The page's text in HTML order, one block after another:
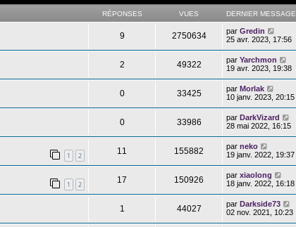
RÉPONSES VUES DERNIER MESSAGE
9 2750634 par Gredin
25 avr. 2023, 17:56
2 49322 par Yarchmon
19 avr. 2023, 19:38
0 33425 par Morlak
10 janv. 2023, 20:15
0 33986 par DarkVizard
28 mai 2022, 16:15
1 2
11 155882 par neko
19 janv. 2022, 19:37
1 2
17 150926 par xiaolong
18 janv. 2022, 16:18
1 44027 par Darkside73
02 nov. 2021, 10:23